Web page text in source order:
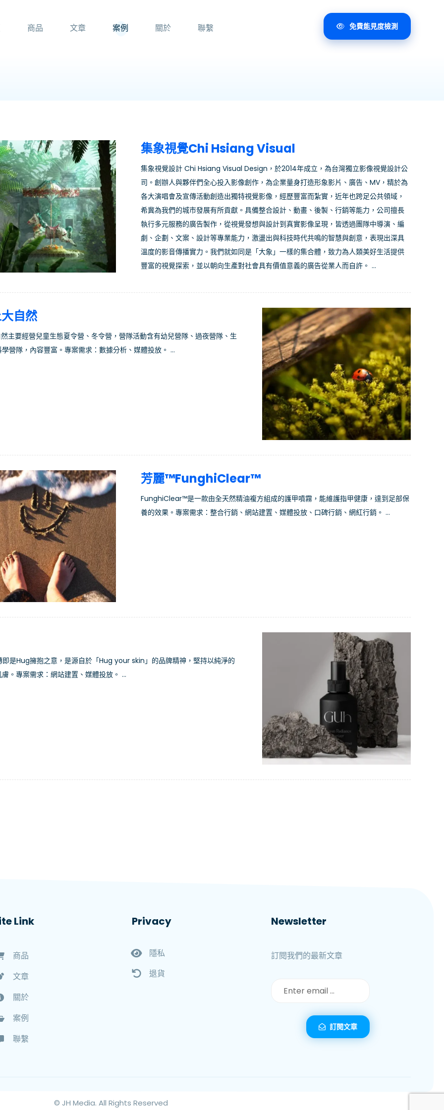
商品 文章 案例 關於 聯繫 免費能見度檢測
集象視覺Chi Hsiang Visual
集象視覺設計 Chi Hsiang Visual Design，於2014年成立，為台灣獨立影像視覺設計公
司。創辦人與夥伴們全心投入影像創作，為企業量身打造形象影片、廣告、MV，精於為
各大演唱會及宣傳活動創造出獨特視覺影像，經歷豐富而紮實，近年也跨足公共領域，
希冀為我們的城市發展有所貢獻。具備整合設計、動畫、後製、行銷等能力，公司擅長
執行多元服務的廣告製作，從視覺發想與設計到真實影像呈現，皆透過團隊中導演、編
劇、企劃、文案、設計等專業能力，激盪出與科技時代共鳴的智慧與創意，表現出深具
溫度的影音傳播實力。我們就如同是「大象」一樣的集合體，致力為人類美好生活提供
豐富的視覺探索，並以朝向生產對社會具有價值意義的廣告從業人而自許。 ...
自然
主要經營兒童生態夏令營、冬令營，營隊活動含有幼兒營隊、過夜營隊、生
營隊，內容豐富。專案需求：數據分析、媒體投放。 ...
芳麗™FunghiClear™
FunghiClear™是一款由全天然精油複方組成的護甲噴霧，能維護指甲健康，達到足部保
養的效果。專案需求：整合行銷、網站建置、媒體投放、口碑行銷、網紅行銷。 ...
是Hug擁抱之意，是源自於「Hug your skin」的品牌精神，堅持以純淨的
。專案需求：網站建置、媒體投放。 ...
Link
商品
文章
關於
案例
聯繫
Privacy
隱私
退貨
Newsletter
訂閱我們的最新文章
訂閱文章
© JH Media. All Rights Reserved